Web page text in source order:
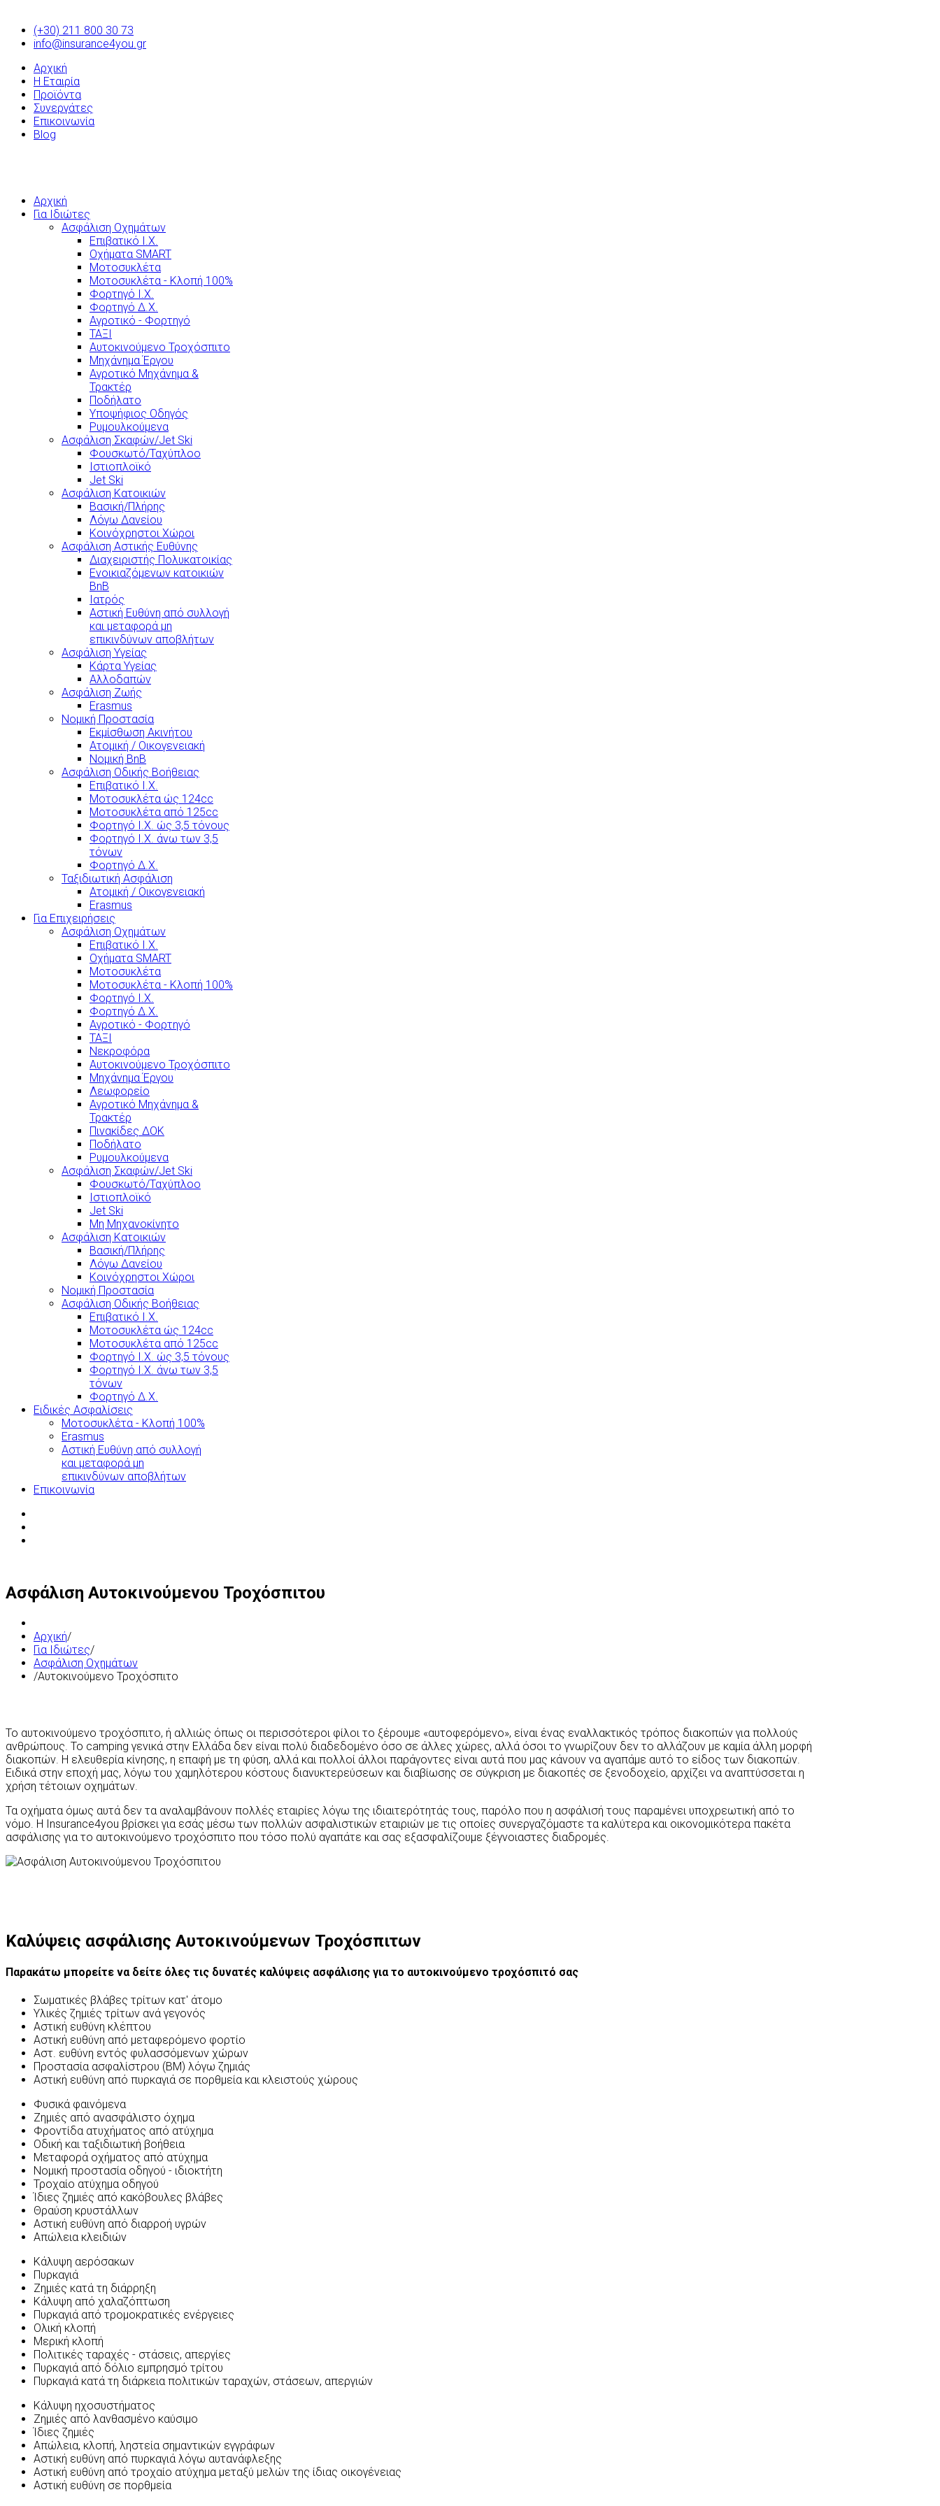
(+30) 211 800 30 73
info@insurance4you.gr
Αρχική
Η Εταιρία
Προϊόντα
Συνεργάτες
Επικοινωνία
Blog
Αρχική
Για Ιδιώτες
Ασφάλιση Οχημάτων
Επιβατικό Ι.Χ.
Οχήματα SMART
Μοτοσυκλέτα
Μοτοσυκλέτα - Κλοπή 100%
Φορτηγό Ι.Χ.
Φορτηγό Δ.Χ.
Αγροτικό - Φορτηγό
ΤΑΞΙ
Αυτοκινούμενο Τροχόσπιτο
Μηχάνημα Έργου
Αγροτικό Μηχάνημα &
Τρακτέρ
Ποδήλατο
Υποψήφιος Οδηγός
Ρυμουλκούμενα
Ασφάλιση Σκαφών/Jet Ski
Φουσκωτό/Ταχύπλοο
Ιστιοπλοϊκό
Jet Ski
Ασφάλιση Κατοικιών
Βασική/Πλήρης
Λόγω Δανείου
Κοινόχρηστοι Χώροι
Ασφάλιση Αστικής Ευθύνης
Διαχειριστής Πολυκατοικίας
Ενοικιαζόμενων κατοικιών
BnB
Ιατρός
Αστική Ευθύνη από συλλογή
και μεταφορά μη
επικινδύνων αποβλήτων
Ασφάλιση Υγείας
Κάρτα Υγείας
Αλλοδαπών
Ασφάλιση Ζωής
Erasmus
Νομική Προστασία
Εκμίσθωση Ακινήτου
Ατομική / Οικογενειακή
Νομική BnB
Ασφάλιση Οδικής Βοήθειας
Επιβατικό Ι.Χ.
Μοτοσυκλέτα ώς 124cc
Μοτοσυκλέτα από 125cc
Φορτηγό Ι.Χ. ώς 3,5 τόνους
Φορτηγό Ι.Χ. άνω των 3,5
τόνων
Φορτηγό Δ.Χ.
Ταξιδιωτική Ασφάλιση
Ατομική / Οικογενειακή
Erasmus
Για Επιχειρήσεις
Ασφάλιση Οχημάτων
Επιβατικό Ι.Χ.
Οχήματα SMART
Μοτοσυκλέτα
Μοτοσυκλέτα - Κλοπή 100%
Φορτηγό Ι.Χ.
Φορτηγό Δ.Χ.
Αγροτικό - Φορτηγό
ΤΑΞΙ
Νεκροφόρα
Αυτοκινούμενο Τροχόσπιτο
Μηχάνημα Έργου
Λεωφορείο
Αγροτικό Μηχάνημα &
Τρακτέρ
Πινακίδες ΔΟΚ
Ποδήλατο
Ρυμουλκούμενα
Ασφάλιση Σκαφών/Jet Ski
Φουσκωτό/Ταχύπλοο
Ιστιοπλοϊκό
Jet Ski
Μη Μηχανοκίνητο
Ασφάλιση Κατοικιών
Βασική/Πλήρης
Λόγω Δανείου
Κοινόχρηστοι Χώροι
Νομική Προστασία
Ασφάλιση Οδικής Βοήθειας
Επιβατικό Ι.Χ.
Μοτοσυκλέτα ώς 124cc
Μοτοσυκλέτα από 125cc
Φορτηγό Ι.Χ. ώς 3,5 τόνους
Φορτηγό Ι.Χ. άνω των 3,5
τόνων
Φορτηγό Δ.Χ.
Ειδικές Ασφαλίσεις
Μοτοσυκλέτα - Κλοπή 100%
Erasmus
Αστική Ευθύνη από συλλογή
και μεταφορά μη
επικινδύνων αποβλήτων
Επικοινωνία
Ασφάλιση Αυτοκινούμενου Τροχόσπιτου
Αρχική/
Για Ιδιώτες/
Ασφάλιση Οχημάτων
/Αυτοκινούμενο Τροχόσπιτο
Το αυτοκινούμενο τροχόσπιτο, ή αλλιώς όπως οι περισσότεροι φίλοι το ξέρουμε «αυτοφερόμενο», είναι ένας εναλλακτικός τρόπος διακοπών για πολλούς
ανθρώπους. Το camping γενικά στην Ελλάδα δεν είναι πολύ διαδεδομένο όσο σε άλλες χώρες, αλλά όσοι το γνωρίζουν δεν το αλλάζουν με καμία άλλη μορφή
διακοπών. Η ελευθερία κίνησης, η επαφή με τη φύση, αλλά και πολλοί άλλοι παράγοντες είναι αυτά που μας κάνουν να αγαπάμε αυτό το είδος των διακοπών.
Ειδικά στην εποχή μας, λόγω του χαμηλότερου κόστους διανυκτερεύσεων και διαβίωσης σε σύγκριση με διακοπές σε ξενοδοχείο, αρχίζει να αναπτύσσεται η
χρήση τέτοιων οχημάτων.
Τα οχήματα όμως αυτά δεν τα αναλαμβάνουν πολλές εταιρίες λόγω της ιδιαιτερότητάς τους, παρόλο που η ασφάλισή τους παραμένει υποχρεωτική από το
νόμο. Η Insurance4you βρίσκει για εσάς μέσω των πολλών ασφαλιστικών εταιριών με τις οποίες συνεργαζόμαστε τα καλύτερα και οικονομικότερα πακέτα
ασφάλισης για το αυτοκινούμενο τροχόσπιτο που τόσο πολύ αγαπάτε και σας εξασφαλίζουμε ξέγνοιαστες διαδρομές.
Καλύψεις ασφάλισης Αυτοκινούμενων Τροχόσπιτων
Παρακάτω μπορείτε να δείτε όλες τις δυνατές καλύψεις ασφάλισης για το αυτοκινούμενο τροχόσπιτό σας
Σωματικές βλάβες τρίτων κατ' άτομο
Υλικές ζημιές τρίτων ανά γεγονός
Αστική ευθύνη κλέπτου
Αστική ευθύνη από μεταφερόμενο φορτίο
Αστ. ευθύνη εντός φυλασσόμενων χώρων
Προστασία ασφαλίστρου (ΒΜ) λόγω ζημιάς
Αστική ευθύνη από πυρκαγιά σε πορθμεία και κλειστούς χώρους
Φυσικά φαινόμενα
Ζημιές από ανασφάλιστο όχημα
Φροντίδα ατυχήματος από ατύχημα
Οδική και ταξιδιωτική βοήθεια
Μεταφορά οχήματος από ατύχημα
Νομική προστασία οδηγού - ιδιοκτήτη
Τροχαίο ατύχημα οδηγού
Ίδιες ζημιές από κακόβουλες βλάβες
Θραύση κρυστάλλων
Αστική ευθύνη από διαρροή υγρών
Απώλεια κλειδιών
Κάλυψη αερόσακων
Πυρκαγιά
Ζημιές κατά τη διάρρηξη
Κάλυψη από χαλαζόπτωση
Πυρκαγιά από τρομοκρατικές ενέργειες
Ολική κλοπή
Μερική κλοπή
Πολιτικές ταραχές - στάσεις, απεργίες
Πυρκαγιά από δόλιο εμπρησμό τρίτου
Πυρκαγιά κατά τη διάρκεια πολιτικών ταραχών, στάσεων, απεργιών
Κάλυψη ηχοσυστήματος
Ζημιές από λανθασμένο καύσιμο
Ίδιες ζημιές
Απώλεια, κλοπή, ληστεία σημαντικών εγγράφων
Αστική ευθύνη από πυρκαγιά λόγω αυτανάφλεξης
Αστική ευθύνη από τροχαίο ατύχημα μεταξύ μελών της ίδιας οικογένειας
Αστική ευθύνη σε πορθμεία